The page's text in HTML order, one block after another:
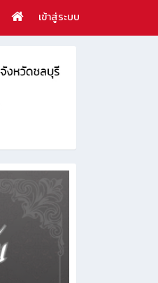
เข้าสู่ระบบ